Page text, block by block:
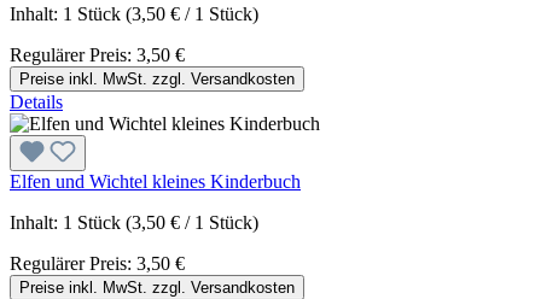
Inhalt: 1 Stück (3,50 € / 1 Stück)
Regulärer Preis: 3,50 €
Preise inkl. MwSt. zzgl. Versandkosten
Details
Elfen und Wichtel kleines Kinderbuch
Inhalt: 1 Stück (3,50 € / 1 Stück)
Regulärer Preis: 3,50 €
Preise inkl. MwSt. zzgl. Versandkosten